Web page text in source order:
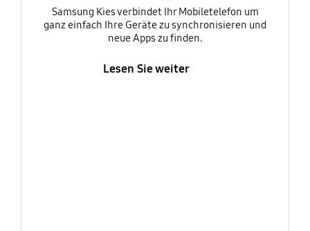
Samsung Kies verbindet Ihr Mobiletelefon um
ganz einfach Ihre Geräte zu synchronisieren und
neue Apps zu finden.
Lesen Sie weiter